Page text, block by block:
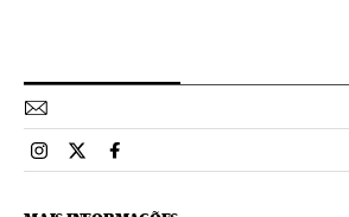
Esportes El País Brasil en Instagram
Esportes El País Brasil en Twitter
Esportes El País Brasil en